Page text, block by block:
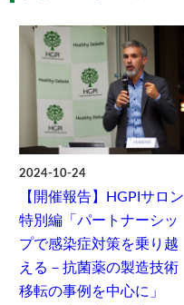
2024-10-24
【開催報告】HGPIサロン
特別編「パートナーシッ
プで感染症対策を乗り越
える－抗菌薬の製造技術
移転の事例を中心に」